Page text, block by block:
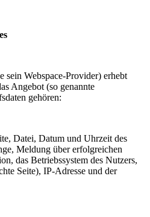
sein Webspace-Provider) erhebt
Angebot (so genannte
gehören:
Datei, Datum und Uhrzeit des
Meldung über erfolgreichen
das Betriebssystem des Nutzers,
Seite), IP-Adresse und der